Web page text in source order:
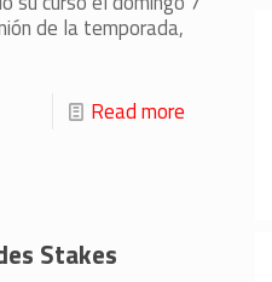
de la temporada,
Read more
Stakes